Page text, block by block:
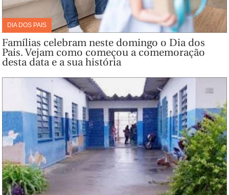
DIA DOS PAIS
Famílias celebram neste domingo o Dia dos
Pais. Vejam como começou a comemoração
desta data e a sua história